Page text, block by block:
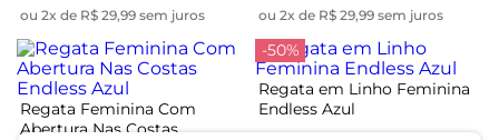
ou 2x de R$ 29,99 sem juros ou 2x de R$ 29,99 sem juros
Regata Feminina Com
Abertura Nas Costas
-50%
Regata em Linho Feminina
Endless Azul